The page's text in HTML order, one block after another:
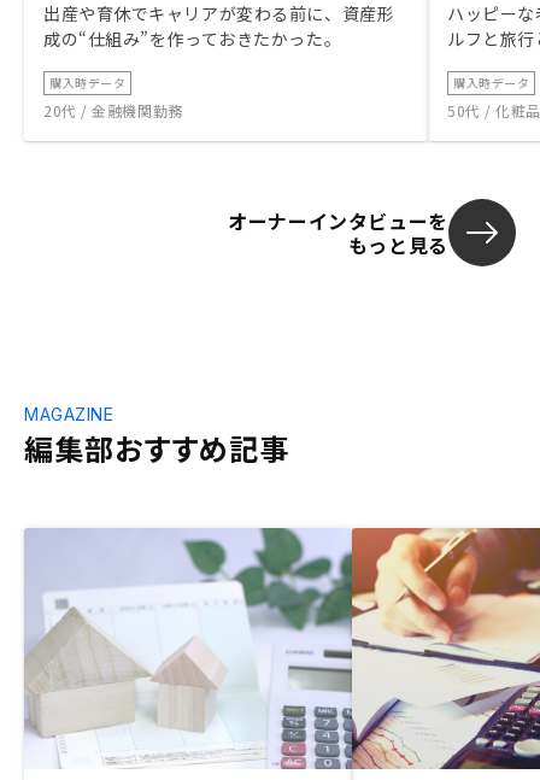
出産や育休でキャリアが変わる前に、資産形
成の“仕組み”を作っておきたかった。
購入時データ
20代 / 金融機関勤務
ハッピー
ルフと旅
購入時データ
50代 / 化粧
オーナーインタビューを
もっと見る
編集部おすすめ記事
MAGAZINE